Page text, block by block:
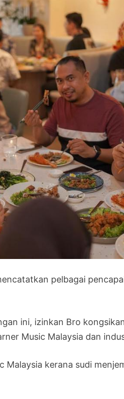
pelbagai
ini, izinkan Bro
Music Malaysia dan
Malaysia kerana sudi